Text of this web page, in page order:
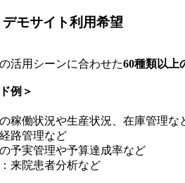
モサイト利用希望
活用シーンに合わせた60種類以上
例＞​
稼働状況や生産状況、在庫管理な
路管理など​
予実管理や予算達成率など​
来院患者分析など​